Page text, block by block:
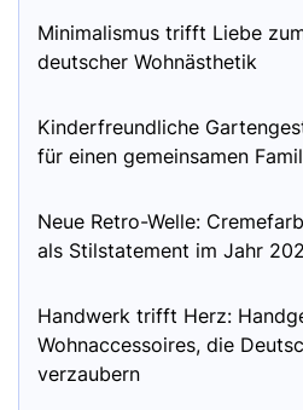
Minimalismus trifft Liebe
deutscher Wohnästhetik
Kinderfreundliche
für einen gemeinsamen
Neue Retro-Welle:
als Stilstatement im Jahr
Handwerk trifft Herz:
Wohnaccessoires, die
verzaubern